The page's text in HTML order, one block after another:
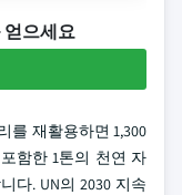
얻으세요
를 재활용하면 1,300
함한 1톤의 천연 자
다. UN의 2030 지속